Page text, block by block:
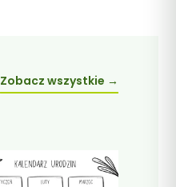
Zobacz wszystkie →